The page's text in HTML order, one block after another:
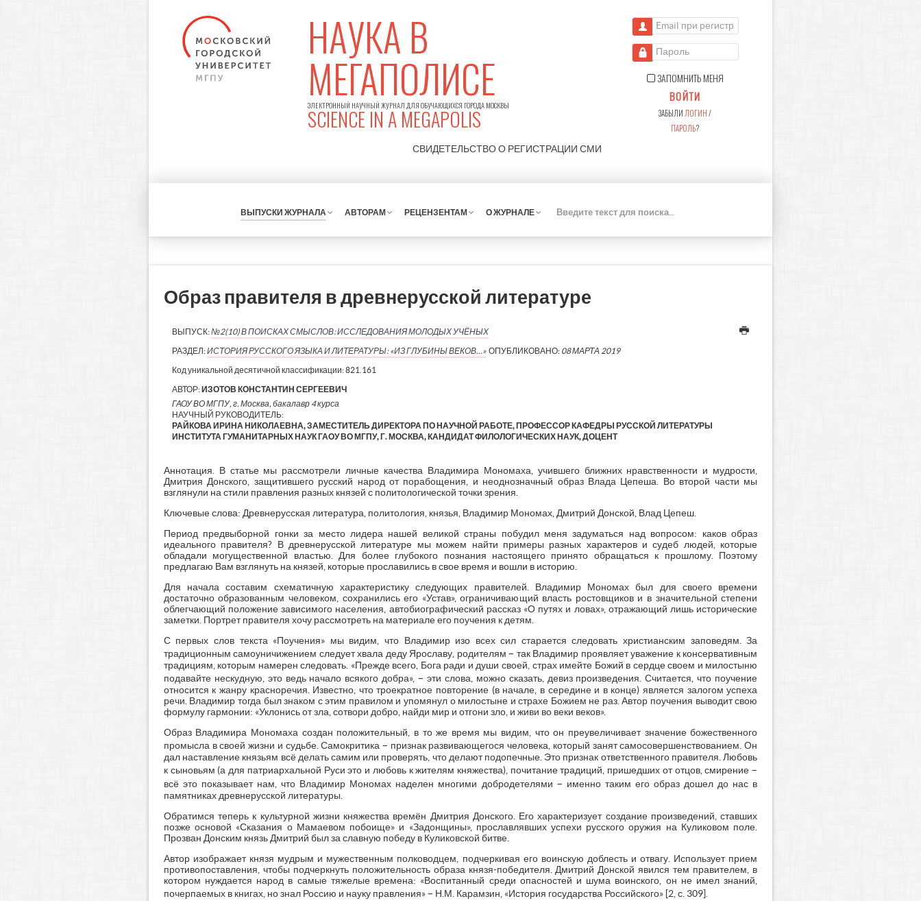
НАУКА В
МЕГАПОЛИСЕ
ЭЛЕКТРОННЫЙ НАУЧНЫЙ ЖУРНАЛ ДЛЯ ОБУЧАЮЩИХСЯ ГОРОДА МОСКВЫ
SCIENCE IN A MEGAPOLIS
СВИДЕТЕЛЬСТВО О РЕГИСТРАЦИИ СМИ
Email при регистрации
Пароль
ЗАПОМНИТЬ МЕНЯ
ВОЙТИ
ЗАБЫЛИ ЛОГИН/
ПАРОЛЬ?
ВЫПУСКИ ЖУРНАЛА АВТОРАМ РЕЦЕНЗЕНТАМ О ЖУРНАЛЕ
К
Образ правителя в древнерусской литературе
ВЫПУСК:№2(10) В ПОИСКАХ СМЫСЛОВ: ИССЛЕДОВАНИЯ МОЛОДЫХ УЧЁНЫХ
РАЗДЕЛ:ИСТОРИЯ РУССКОГО ЯЗЫКА И ЛИТЕРАТУРЫ: «ИЗ ГЛУБИНЫ ВЕКОВ…» ОПУБЛИКОВАНО: 08 МАРТА 2019
Код уникальной десятичной классификации:821.161
АВТОР: ИЗОТОВ КОНСТАНТИН СЕРГЕЕВИЧ
ГАОУ ВО МГПУ, г. Москва, бакалавр 4 курса
НАУЧНЫЙ РУКОВОДИТЕЛЬ:
РАЙКОВА ИРИНА НИКОЛАЕВНА, ЗАМЕСТИТЕЛЬ ДИРЕКТОРА ПО НАУЧНОЙ РАБОТЕ, ПРОФЕССОР КАФЕДРЫ РУССКОЙ ЛИТЕРАТУРЫ
ИНСТИТУТА ГУМАНИТАРНЫХ НАУК ГАОУ ВО МГПУ, Г. МОСКВА, КАНДИДАТ ФИЛОЛОГИЧЕСКИХ НАУК, ДОЦЕНТ
Аннотация. В статье мы рассмотрели личные качества Владимира Мономаха, учившего ближних нравственности и мудрости,
Дмитрия Донского, защитившего русский народ от порабощения, и неоднозначный образ Влада Цепеша. Во второй части мы
взглянули на стили правления разных князей с политологической точки зрения.
Ключевые слова: Древнерусская литература, политология, князья, Владимир Мономах, Дмитрий Донской, Влад Цепеш.
Период предвыборной гонки за место лидера нашей великой страны побудил меня задуматься над вопросом: каков образ
идеального правителя? В древнерусской литературе мы можем найти примеры разных характеров и судеб людей, которые
обладали могущественной властью. Для более глубокого познания настоящего принято обращаться к прошлому. Поэтому
предлагаю Вам взглянуть на князей, которые прославились в свое время и вошли в историю.
Для начала составим схематичную характеристику следующих правителей. Владимир Мономах был для своего времени
достаточно образованным человеком, сохранились его «Устав», ограничивающий власть ростовщиков и в значительной степени
облегчающий положение зависимого населения, автобиографический рассказ «О путях и ловах», отражающий лишь исторические
заметки. Портрет правителя хочу рассмотреть на материале его поучения к детям.
С первых слов текста «Поучения» мы видим, что Владимир изо всех сил старается следовать христианским заповедям. За
традиционным самоуничижением следует хвала деду Ярославу, родителям– так Владимир проявляет уважение к консервативным
традициям, которым намерен следовать. «Прежде всего, Бога ради и души своей, страх имейте Божий в сердце своем и милостыню
подавайте нескудную, это ведь начало всякого добра»,– эти слова, можно сказать, девиз произведения. Считается, что поучение
относится к жанру красноречия. Известно, что троекратное повторение (в начале, в середине и в конце) является залогом успеха
речи. Владимир тогда был знаком с этим правилом и упомянул о милостыне и страхе Божием не раз. Автор поучения выводит свою
формулу гармонии: «Уклонись от зла, сотвори добро, найди мир и отгони зло, и живи во веки веков».
Образ Владимира Мономаха создан положительный, в то же время мы видим, что он преувеличивает значение божественного
промысла в своей жизни и судьбе. Самокритика – признак развивающегося человека, который занят самосовершенствованием. Он
дал наставление князьям всё делать самим или проверять, что делают подопечные. Это признак ответственного правителя. Любовь
к сыновьям (а для патриархальной Руси это и любовь к жителям княжества), почитание традиций, пришедших от отцов, смирение–
всё это показывает нам, что Владимир Мономах наделен многими добродетелями – именно таким его образ дошел до нас в
памятниках древнерусской литературы.
Обратимся теперь к культурной жизни княжества времён Дмитрия Донского. Его характеризует создание произведений, ставших
позже основой «Сказания о Мамаевом побоище» и «Задонщины», прославлявших успехи русского оружия на Куликовом поле.
Прозван Донским князь Дмитрий был за славную победу в Куликовской битве.
Автор изображает князя мудрым и мужественным полководцем, подчеркивая его воинскую доблесть и отвагу. Использует прием
противопоставления, чтобы подчеркнуть положительность образа князя-победителя. Дмитрий Донской явился тем правителем, в
котором нуждается народ в самые тяжелые времена: «Воспитанный среди опасностей и шума воинского, он не имел знаний,
почерпаемых в книгах, но знал Россию и науку правления»– Н.М. Карамзин, «История государства Российского» [2, с. 309].